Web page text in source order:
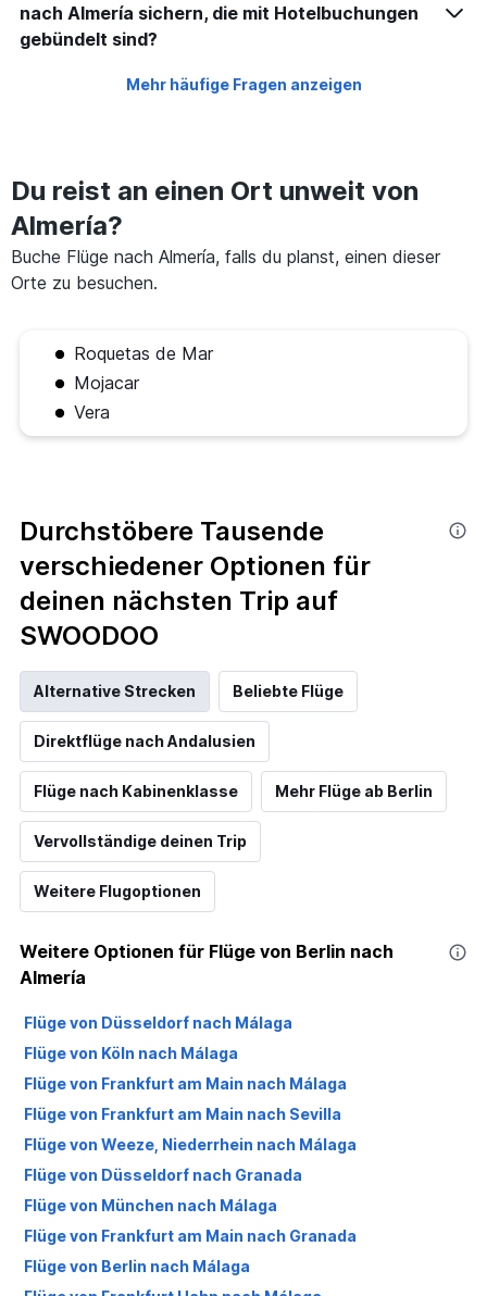
nach Almería sichern, die mit Hotelbuchungen
gebündelt sind?
Mehr häufige Fragen anzeigen
Du reist an einen Ort unweit von
Almería?
Buche Flüge nach Almería, falls du planst, einen dieser
Orte zu besuchen.
Roquetas de Mar
Mojacar
Vera
Durchstöbere Tausende
verschiedener Optionen für
deinen nächsten Trip auf
SWOODOO
Alternative Strecken Beliebte Flüge
Direktflüge nach Andalusien
Flüge nach Kabinenklasse Mehr Flüge ab Berlin
Vervollständige deinen Trip
Weitere Flugoptionen
Weitere Optionen für Flüge von Berlin nach
Almería
Flüge von Düsseldorf nach Málaga
Flüge von Köln nach Málaga
Flüge von Frankfurt am Main nach Málaga
Flüge von Frankfurt am Main nach Sevilla
Flüge von Weeze, Niederrhein nach Málaga
Flüge von Düsseldorf nach Granada
Flüge von München nach Málaga
Flüge von Frankfurt am Main nach Granada
Flüge von Berlin nach Málaga